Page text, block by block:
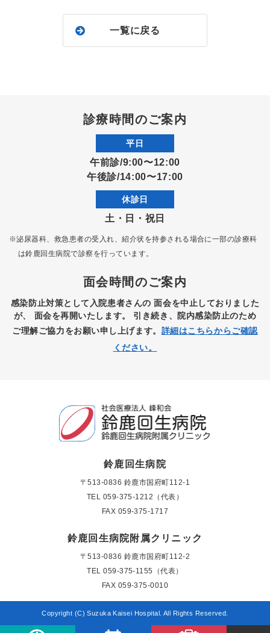
一覧に戻る
診療時間のご案内
平日
午前診/9:00〜12:00
午後診/14:00〜17:00
休診日
土・日・祝日
※泌尿器科、救急患者の受入れ、紹介状を持参される場合に一部の診療科
は鈴鹿回生病院で診察を行っています。
面会時間のご案内
感染防止対策として入院患者さんの面会を中止しておりました
が、 面会を再開いたします。 引き続き、院内感染防止のため
ご理解ご協力をお願い申し上げます。 詳細はこちらからご確認
ください。
鈴鹿回生病院
〒513-0836 鈴鹿市国府町112-1
TEL 059-375-1212（代表）
FAX 059-375-1717
鈴鹿回生病院附属クリニック
〒513-0836 鈴鹿市国府町112-2
TEL059-375-1155（代表）
FAX 059-375-0010
Copyright (C) Suzuka Kaisei Hospital. All Rights Reserved.